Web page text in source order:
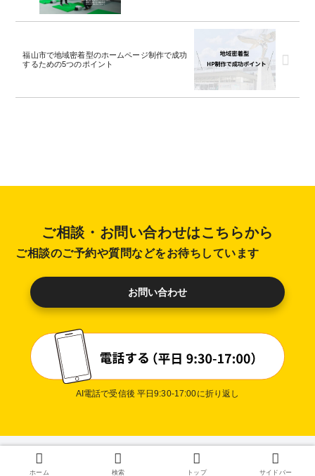
福山市で地域密着型のホームページ制作で成功
するための5つのポイント
ご相談・お問い合わせはこちらから
ご相談のご予約や質問などをお待ちしています
お問い合わせ
AI電話で受信後 平日9:30-17:00に折り返し
ホーム 検索 トップ サイドバー